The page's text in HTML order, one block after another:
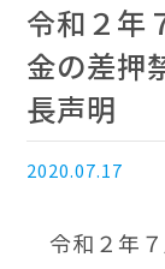
令和２年
金の差押
長声明
2020.07.17
令和２年